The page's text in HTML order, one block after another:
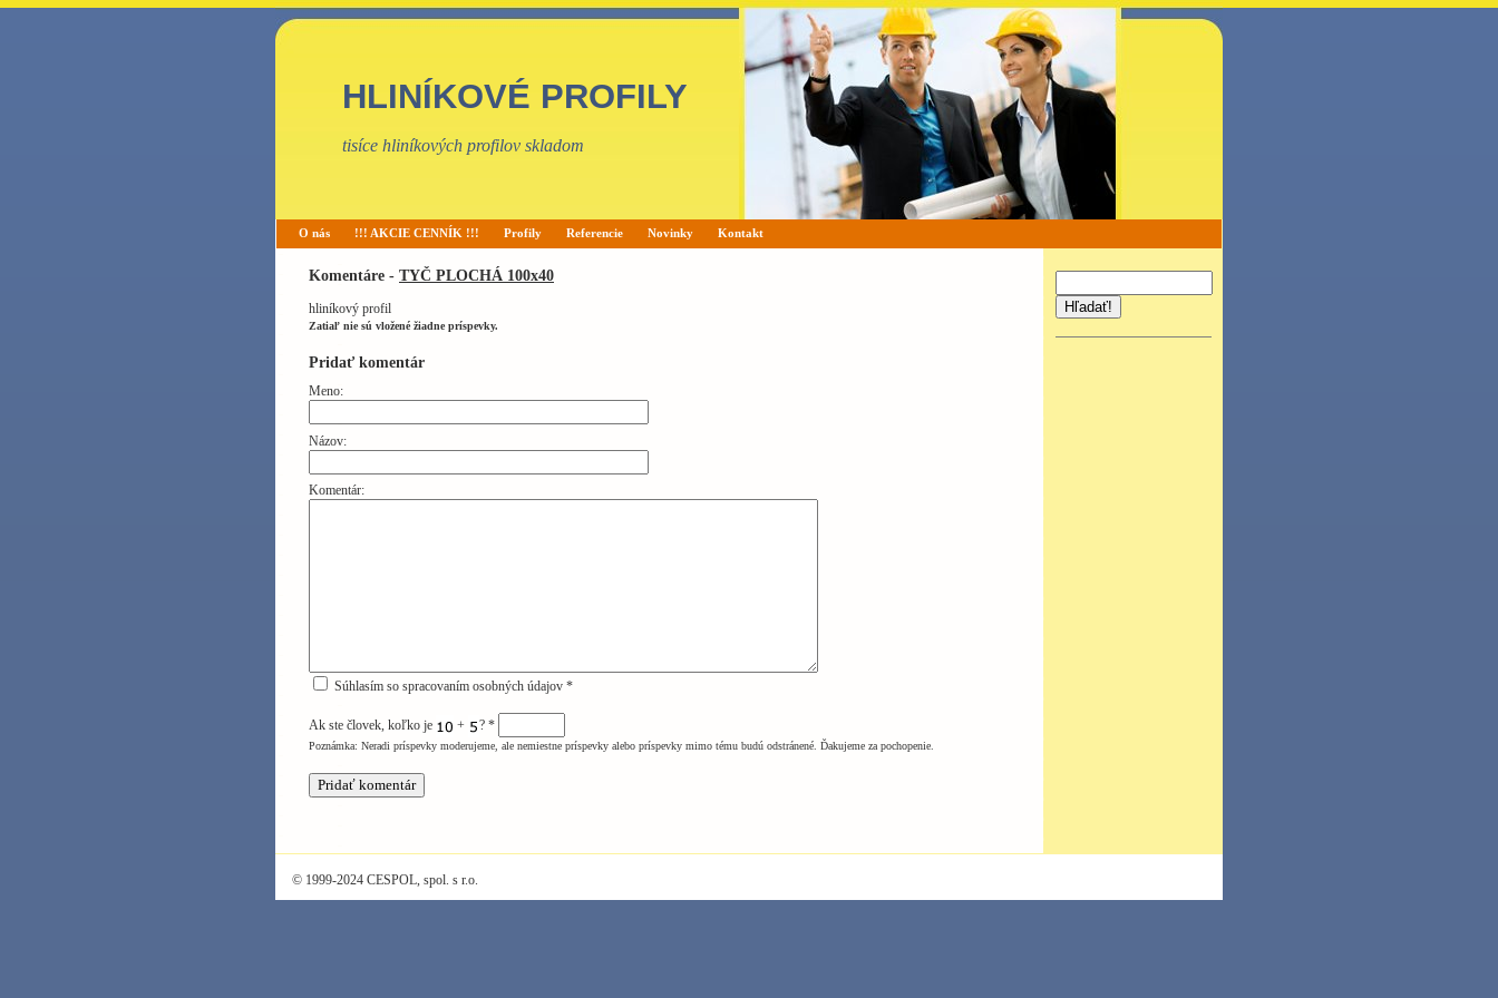
HLINÍKOVÉ PROFILY
tisíce hliníkových profilov skladom
O nás !!! AKCIE CENNÍK !!! Profily Referencie Novinky Kontakt
Komentáre - TYČ PLOCHÁ 100x40
hliníkový profil
Zatiaľ nie sú vložené žiadne príspevky.
Pridať komentár
Meno:
Názov:
Komentár:
Súhlasím so spracovaním osobných údajov *
Ak ste človek, koľko je + ? *
Poznámka: Neradi príspevky moderujeme, ale nemiestne príspevky alebo príspevky mimo tému budú odstránené. Ďakujeme za pochopenie.
Hľadať!
© 1999-2024 CESPOL, spol. s r.o.